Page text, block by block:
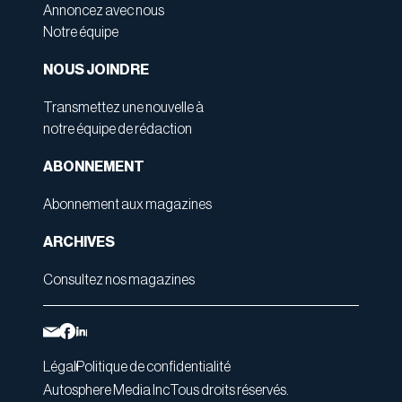
Annoncez avec nous
Notre équipe
NOUS JOINDRE
Transmettez une nouvelle à
notre équipe de rédaction
ABONNEMENT
Abonnement aux magazines
ARCHIVES
Consultez nos magazines
Légal Politique de confidentialité
Autosphere Media Inc Tous droits réservés.